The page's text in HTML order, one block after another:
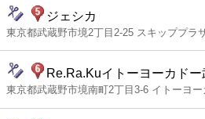
ジェシカ
東京都武蔵野市境2丁目2-25 スキッププラ
Re.Ra.Kuイトーヨーカド
東京都武蔵野市境南町2丁目3-6 イトーヨ